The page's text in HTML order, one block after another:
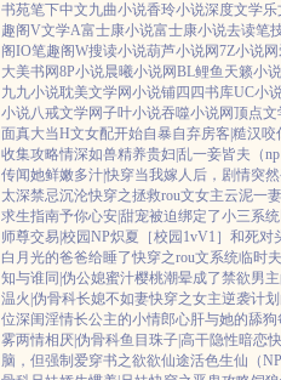
书苑笔下中文九曲小说香玲小说深度文学乐
趣阁V文学A富士康小说富士康小说去读笔
阁IO笔趣阁W搜读小说葫芦小说网7Z小说网
大美书网8P小说晨曦小说网BL鲤鱼 天籁小
九九小说耽美文学网小说铺四四书库UC小
小说八戒文学网子叶小说吞噬小说网顶点文
面真大当H文女配开始自暴自弃房客|糙汉咬
收集攻略情深如兽精养贵妇|乱一妾皆夫（np
传闻她鲜嫩多汁|快穿当我嫁人后，剧情突
太深禁忌沉沦快穿之拯救rou文女主云泥一
求生指南予你心安|甜宠被迫绑定了小三系统
师尊交易|校园NP炽夏［校园1vV1］ 和死对
白月光的爸爸给睡了快穿之rou文系统临时
知与谁同|伪公媳蜜汁樱桃潮晕成了禁欲男
温火|伪骨科长媳不如妻快穿之女主逆袭计划
位深闺淫情长公主的小情郎心肝与她的舔狗
雾两情相厌|伪骨科鱼目珠子|高干隐性暗恋
脑，但强制爱穿书之欲欲仙途活色生仙（NP